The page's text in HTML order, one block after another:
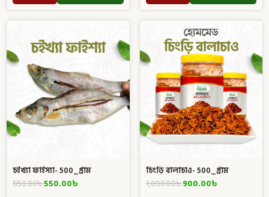
চইখ্যা ফাইস্যা- 500_গ্রাম
850.00৳550.00৳
চিংড়ি বালাচাও- 500_গ্রাম
1,000.00৳900.00৳